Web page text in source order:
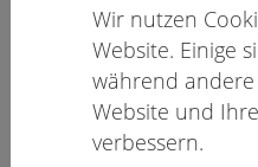
Wir nutzen
Website. Einige
während
Website und
verbessern.
Sabine
Supervisor:in,
Anschrift